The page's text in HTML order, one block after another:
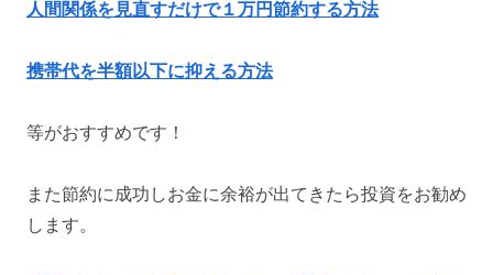
人間関係を見直すだけで１万円節約する方法
携帯代を半額以下に抑える方法
等がおすすめです！
また節約に成功しお金に余裕が出てきたら投資をお勧め
します。